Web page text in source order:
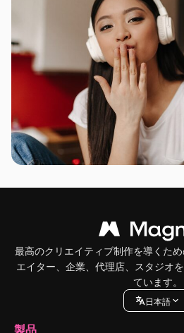
最高のクリエイティブ制作を導くた
エイター、企業、代理店、スタジオ
ています。
日本語
製品